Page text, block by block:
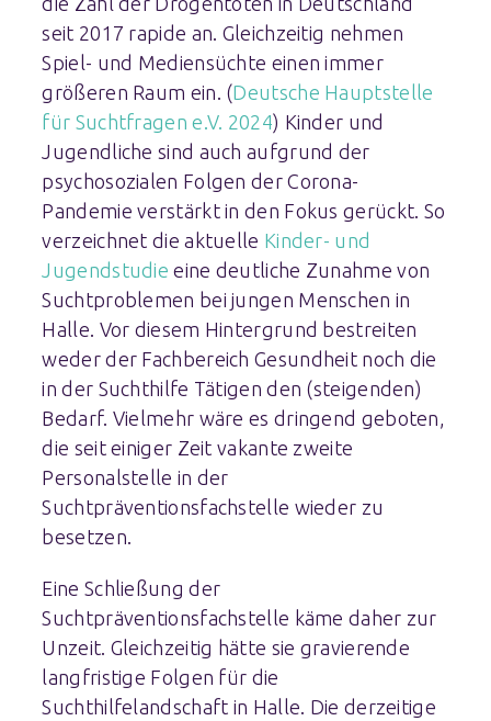
seit 2017 rapide an. Gleichzeitig nehmen
Spiel- und Mediensüchte einen immer
größeren Raum ein. (Deutsche Hauptstelle
für Suchtfragen e.V. 2024) Kinder und
Jugendliche sind auch aufgrund der
psychosozialen Folgen der Corona-
Pandemie verstärkt in den Fokus gerückt. So
verzeichnet die aktuelle Kinder- und
Jugendstudie eine deutliche Zunahme von
Suchtproblemen bei jungen Menschen in
Halle Vor diesem Hintergrund bestreiten
weder der Fachbereich Gesundheit noch die
in der Suchthilfe Tätigen den (steigenden)
Bedarf. Vielmehr wäre es dringend geboten,
die seit einiger Zeit vakante zweite
Personalstelle in der
Suchtpräventionsfachstelle wieder zu
besetzen.
Eine Schließung der
Suchtpräventionsfachstelle käme daher zur
Unzeit. Gleichzeitig hätte sie gravierende
langfristige Folgen für die
Suchthilfelandschaft in Halle. Die derzeitige